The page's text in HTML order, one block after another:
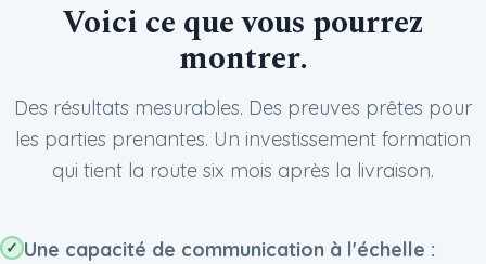
Voici ce que vous pourrez
montrer.
Des résultats mesurables. Des preuves prêtes pour
les parties prenantes. Un investissement formation
qui tient la route six mois après la livraison.
Une capacité de communication à l'échelle :